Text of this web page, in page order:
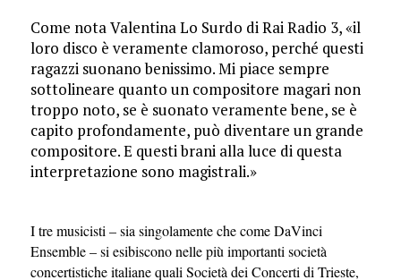
Come nota Valentina Lo Surdo di Rai Radio 3, «il
loro disco è veramente clamoroso, perché questi
ragazzi suonano benissimo. Mi piace sempre
sottolineare quanto un compositore magari non
troppo noto, se è suonato veramente bene, se è
capito profondamente, può diventare un grande
compositore. E questi brani alla luce di questa
interpretazione sono magistrali.»
I tre musicisti – sia singolamente che come DaVinci
Ensemble – si esibiscono nelle più importanti società
concertistiche italiane quali Società dei Concerti di Trieste,